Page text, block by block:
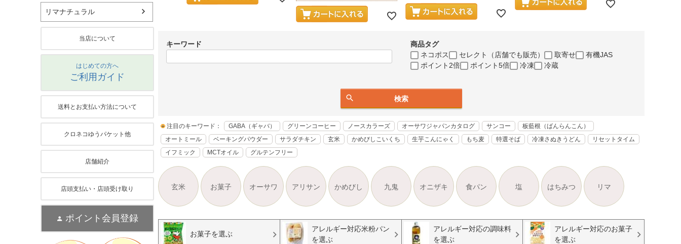
リマナチュラル
当店について
はじめての方へ
ご利用ガイド
送料とお支払い方法について
クロネコゆうパケット他
店舗紹介
店頭支払い・店頭受け取り
ポイント会員登録
キーワード
商品タグ
ネコポス
セレクト（店舗でも販売） 取寄せ
有機JAS
ポイント2倍
ポイント5倍 冷凍 冷蔵
検索
注目のキーワード： GABA（ギャバ） グリーンコーヒー ノースカラーズ オーサワジャパンカタログ サンコー
板藍根（ばんらんこん）
オートミール
ベーキングパウダー サラダチキン 玄米 かめびしこいくち 生芋こんにゃく もち麦 特選そば 冷凍さぬきうどん
リセットタイム
イフミック
MCTオイル グルテンフリー
玄米 お菓子 オーサワ アリサン かめびし 九鬼 オニザキ 食パン 塩 はちみつ リマ
お菓子を選ぶ
アレルギー対応米粉パン
を選ぶ
アレルギー対応の調味料
を選ぶ
アレルギー対応のお菓子
を選ぶ